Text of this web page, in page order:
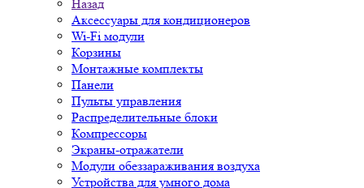
Назад
Аксессуары для кондиционеров
Wi-Fi модули
Корзины
Монтажные комплекты
Панели
Пульты управления
Распределительные блоки
Компрессоры
Экраны-отражатели
Модули обеззараживания воздуха
Устройства для умного дома